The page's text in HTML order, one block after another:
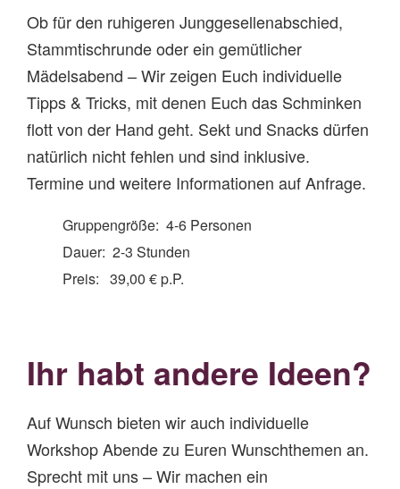
Ob für den ruhigeren Junggesellenabschied,
Stammtischrunde oder ein gemütlicher
Mädelsabend – Wir zeigen Euch individuelle
Tipps & Tricks, mit denen Euch das Schminken
flott von der Hand geht. Sekt und Snacks dürfen
natürlich nicht fehlen und sind inklusive.
Termine und weitere Informationen auf Anfrage.
Gruppengröße: 4-6 Personen
Dauer: 2-3 Stunden
Preis: 39,00 € p.P.
Ihr habt andere Ideen?
Auf Wunsch bieten wir auch individuelle
Workshop Abende zu Euren Wunschthemen an.
Sprecht mit uns – Wir machen ein